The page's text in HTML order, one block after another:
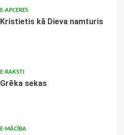
E-APCERES
Kristietis kā Dieva namturis
E-RAKSTI
Grēka sekas
E-MĀCĪBA